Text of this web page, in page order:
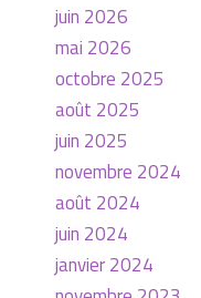
juin 2026
mai 2026
octobre 2025
août 2025
juin 2025
novembre 2024
août 2024
juin 2024
janvier 2024